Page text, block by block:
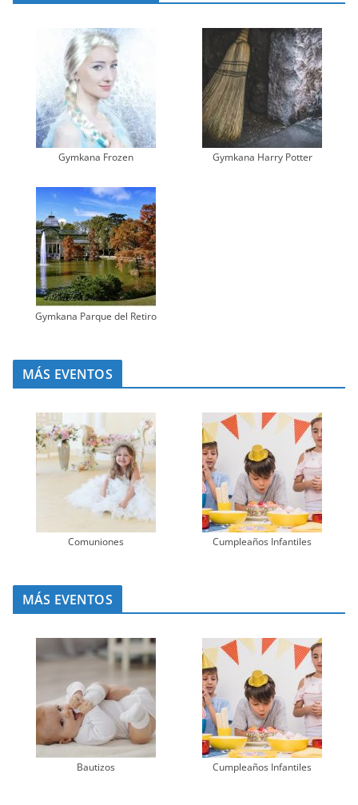
Gymkana Frozen Gymkana Harry Potter
Gymkana Parque del Retiro
MÁS EVENTOS
Comuniones Cumpleaños Infantiles
MÁS EVENTOS
Bautizos Cumpleaños Infantiles